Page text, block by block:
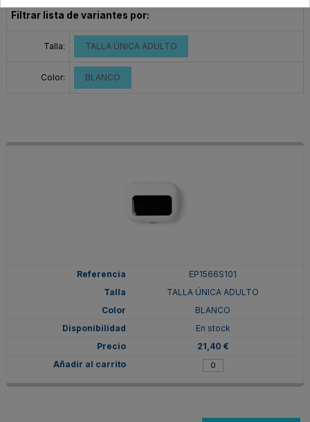
Filtrar lista de variantes por:
Talla: TALLA ÚNICA ADULTO
Color: BLANCO
EP1566S101
TALLA ÚNICA ADULTO
BLANCO
En stock
21,40 €